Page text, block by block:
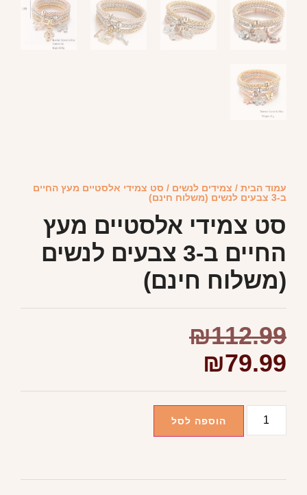
עמוד הבית / צמידים לנשים / סט צמידי אלסטיים מעץ החיים
ב-3 צבעים לנשים (משלוח חינם)
סט צמידי אלסטיים מעץ
החיים ב-3 צבעים לנשים
(משלוח חינם)
₪112.99
₪79.99
הוספה לסל